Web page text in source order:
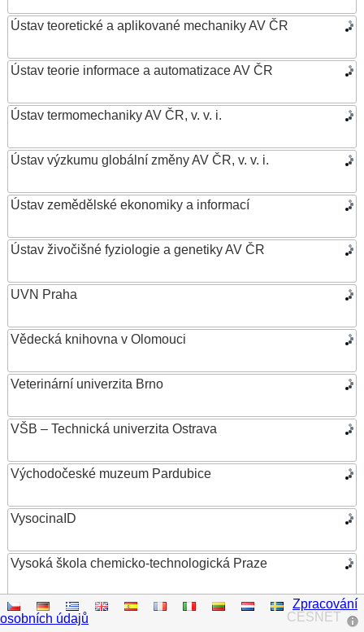
Ústav teoretické a aplikované mechaniky AV ČR
Ústav teorie informace a automatizace AV ČR
Ústav termomechaniky AV ČR, v. v. i.
Ústav výzkumu globální změny AV ČR, v. v. i.
Ústav zemědělské ekonomiky a informací
Ústav živočišné fyziologie a genetiky AV ČR
UVN Praha
Vědecká knihovna v Olomouci
Veterinární univerzita Brno
VŠB – Technická univerzita Ostrava
Východočeské muzeum Pardubice
VysocinaID
Vysoká škola chemicko-technologická Praze
Vysoká škola ekonomická v Praze
CESNET
Zpracování
osobních údajů